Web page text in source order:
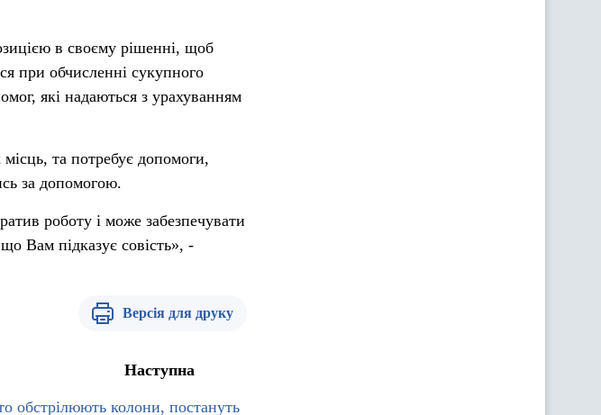
в своєму рішенні, щоб
при обчисленні сукупного
які надаються з урахуванням
та потребує допомоги,
за допомогою.
роботу і може забезпечувати
Вам підказує совість», -
Версія для друку
Наступна
обстрілюють колони, постануть